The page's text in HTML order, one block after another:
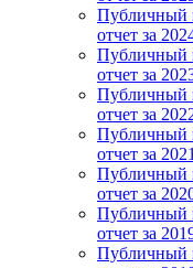
Публичный
отчет за
Публичный
отчет за
Публичный
отчет за
Публичный
отчет за
Публичный
отчет за
Публичный
отчет за
Публичный